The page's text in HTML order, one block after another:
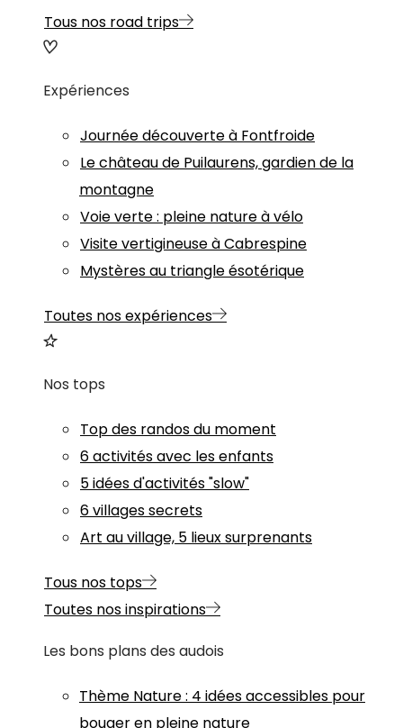
Tous nos road trips
Expériences
Journée découverte à Fontfroide
Le château de Puilaurens, gardien de la
montagne
Voie verte : pleine nature à vélo
Visite vertigineuse à Cabrespine
Mystères au triangle ésotérique
Toutes nos expériences
Nos tops
Top des randos du moment
6 activités avec les enfants
5 idées d'activités "slow"
6 villages secrets
Art au village, 5 lieux surprenants
Tous nos tops
Toutes nos inspirations
Les bons plans des audois
Thème Nature: 4 idées accessibles pour
bouger en pleine nature